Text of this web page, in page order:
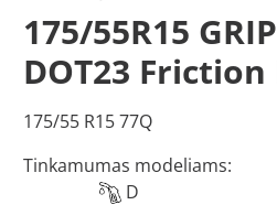
175/55R15
DOT23 Friction
175/55 R15 77Q
Tinkamumas modeliams:
D